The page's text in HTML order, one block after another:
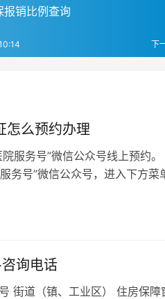
报销比例查询
下
怎么预约办理
服务号”微信公众号线上预约。
务号”微信公众号，进入下方菜
询电话
街道（镇、工业区） 住房保障